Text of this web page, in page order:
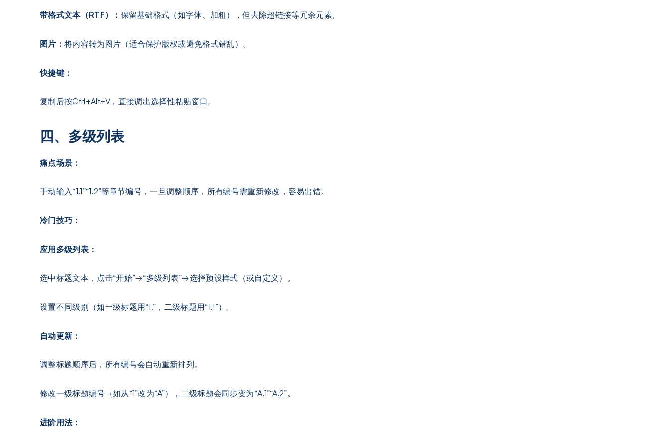
带格式文本（RTF）： 保留基础格式（如字体、加粗），但去除超链接等冗余元素。
图片： 将内容转为图片（适合保护版权或避免格式错乱）。
快捷键：
复制后按Ctrl+Alt+V，直接调出选择性粘贴窗口。
四、 多级列表
痛点场景：
手动输入“1.1”“1.2”等章节编号，一旦调整顺序，所有编号需重新修改，容易出错。
冷门技巧：
应用多级列表：
选中标题文本，点击“开始”→“多级列表”→选择预设样式（或自定义）。
设置不同级别（如一级标题用“1.”，二级标题用“1.1”）。
自动更新：
调整标题顺序后，所有编号会自动重新排列。
修改一级标题编号（如从“1”改为“A”），二级标题会同步变为“A.1”“A.2”。
进阶用法：